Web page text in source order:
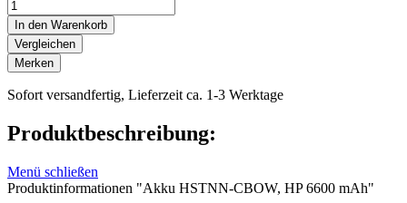
In den Warenkorb
Vergleichen
Merken
Sofort versandfertig, Lieferzeit ca. 1-3 Werktage
Produktbeschreibung:
Menü schließen
Produktinformationen "Akku HSTNN-CBOW, HP 6600 mAh"